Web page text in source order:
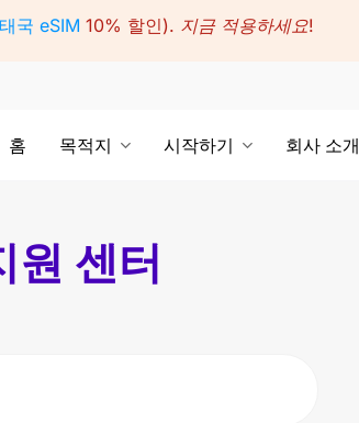
태국 eSIM 10% 할인). 지금 적용하세요!
홈 목적지 시작하기 회사 소개
원 센터